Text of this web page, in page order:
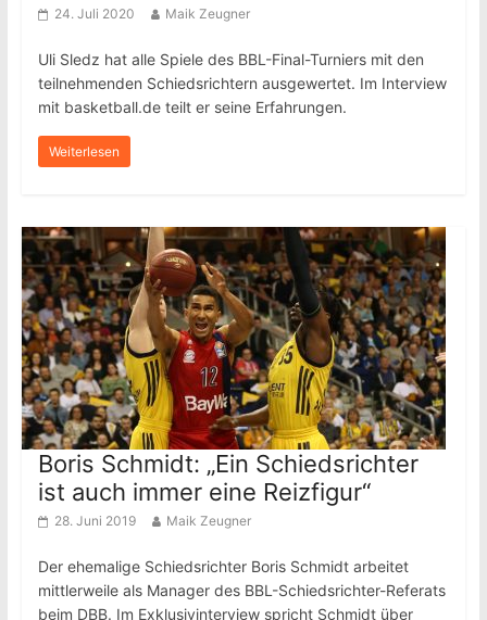
24. Juli 2020 Maik Zeugner
Uli Sledz hat alle Spiele des BBL-Final-Turniers mit den
teilnehmenden Schiedsrichtern ausgewertet. Im Interview
mit basketball.de teilt er seine Erfahrungen.
Weiterlesen
Boris Schmidt: „Ein Schiedsrichter
ist auch immer eine Reizfigur“
28. Juni 2019 Maik Zeugner
Der ehemalige Schiedsrichter Boris Schmidt arbeitet
mittlerweile als Manager des BBL-Schiedsrichter-Referats
beim DBB. Im Exklusivinterview spricht Schmidt über